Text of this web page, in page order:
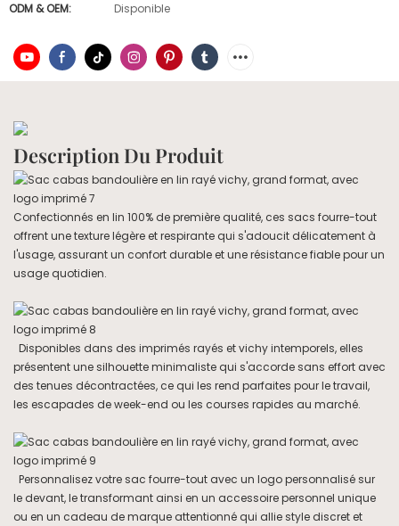
ODM & OEM:
Disponible
Description Du Produit
Confectionnés en lin 100% de première qualité, ces sacs fourre-tout
offrent une texture légère et respirante qui s'adoucit délicatement à
l'usage, assurant un confort durable et une résistance fiable pour un
usage quotidien.
Disponibles dans des imprimés rayés et vichy intemporels, elles
présentent une silhouette minimaliste qui s'accorde sans effort avec
des tenues décontractées, ce qui les rend parfaites pour le travail,
les escapades de week-end ou les courses rapides au marché.
Personnalisez votre sac fourre-tout avec un logo personnalisé sur
le devant, le transformant ainsi en un accessoire personnel unique
ou en un cadeau de marque attentionné qui allie style discret et